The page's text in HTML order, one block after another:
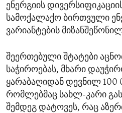
ენერგიის
სამოქალაქო ბირთვული
ვარიანტების
შეერთებული შტატები
საჭიროებას, მხარი
ყარაბაღიდან დევნილ 100
რომლებმაც სახლ-კარი
შემდეგ დატოვეს, რაც